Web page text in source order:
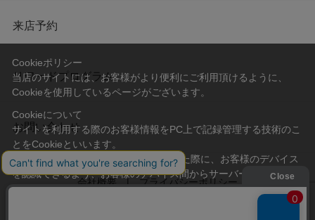
来店予約
リワードプログラム
お問い合わせ
会社概要 プライバシーポリシー
Cookieポリシー
当店のサイトには、お客様がより便利にご利用頂けるように、
Cookieを使用しているページがございます。
Cookieについて
サイトを利用する際のお客様情報をPC上で記録管理する技術のこ
とをCookieといいます。
Cookieはお客様がサイトを再訪問された際に、お客様のデバイス
を認識できるよう、お客様のデバイス間からサーバーへ送り返さ
れます。
なお、Cookieに保存されている情報のみで、お客様個人を特定す